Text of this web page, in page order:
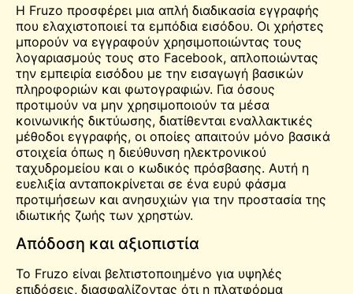
Η Fruzo προσφέρει μια απλή διαδικασία εγγραφής
που ελαχιστοποιεί τα εμπόδια εισόδου. Οι χρήστες
μπορούν να εγγραφούν χρησιμοποιώντας τους
λογαριασμούς τους στο Facebook, απλοποιώντας
την εμπειρία εισόδου με την εισαγωγή βασικών
πληροφοριών και φωτογραφιών. Για όσους
προτιμούν να μην χρησιμοποιούν τα μέσα
κοινωνικής δικτύωσης, διατίθενται εναλλακτικές
μέθοδοι εγγραφής, οι οποίες απαιτούν μόνο βασικά
στοιχεία όπως η διεύθυνση ηλεκτρονικού
ταχυδρομείου και ο κωδικός πρόσβασης. Αυτή η
ευελιξία ανταποκρίνεται σε ένα ευρύ φάσμα
προτιμήσεων και ανησυχιών για την προστασία της
ιδιωτικής ζωής των χρηστών.
Απόδοση και αξιοπιστία
Το Fruzo είναι βελτιστοποιημένο για υψηλές
επιδόσεις, διασφαλίζοντας ότι η πλατφόρμα